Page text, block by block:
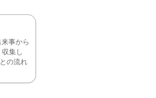
事から
集し
の流れ